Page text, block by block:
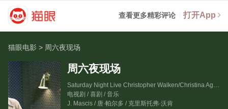
查看更多精彩评论 打开App
猫眼电影 > 周六夜现场
周六夜现场
Saturday Night Live Christopher Walken/Christina Aguilera
电视剧 / 喜剧 / 音乐
J. Mascis/ 唐·帕尔多 / 克里斯托弗·沃肯